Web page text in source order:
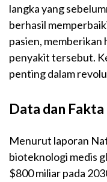
langka yang
berhasil
pasien, memberikan
penyakit tersebut.
penting dalam
Data dan Fakta
Menurut laporan
bioteknologi medis
$800 miliar pada